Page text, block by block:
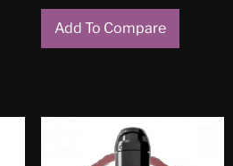
Add To Compare